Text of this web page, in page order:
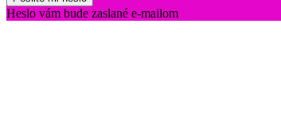
Heslo vám bude zaslané e-mailom